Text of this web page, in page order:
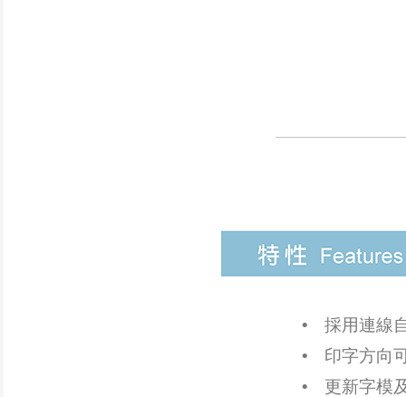
•
採用連線
•
印字方向
•
更新字模